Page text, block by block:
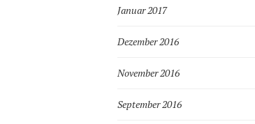
Januar 2017
Dezember 2016
November 2016
September 2016